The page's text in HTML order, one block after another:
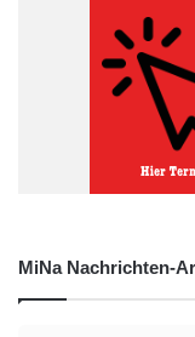
MiNa Nachrichten-